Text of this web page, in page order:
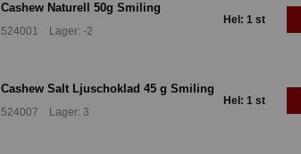
Cashew Naturell 50g Smiling
524001 Lager: -2
Hel: 1 st
Cashew Salt Ljuschoklad 45 g Smiling
524007 Lager: 3
Hel: 1 st